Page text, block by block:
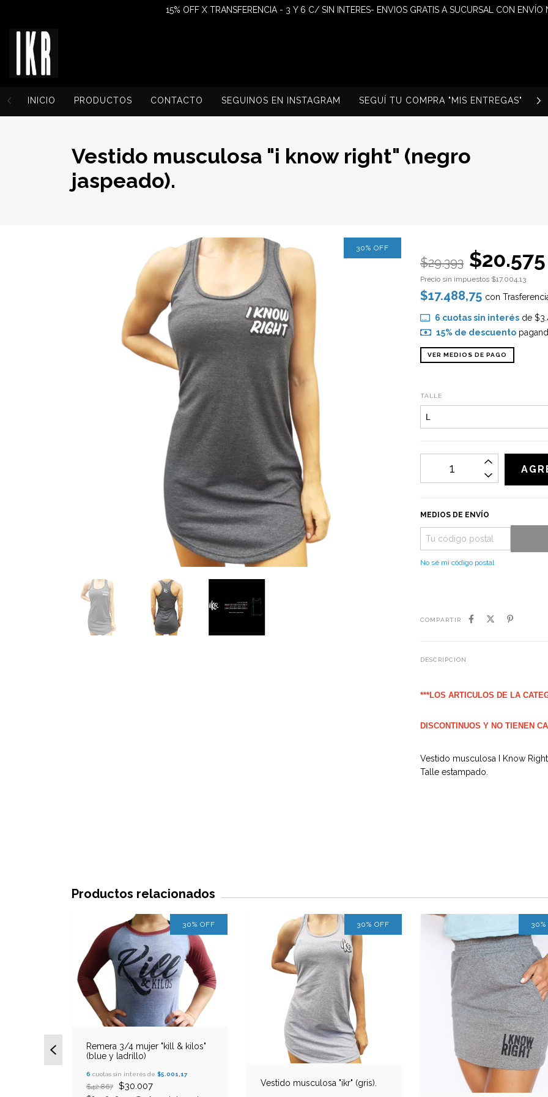
15% OFF X TRANSFERENCIA - 3 Y 6 C/ SIN INTERES- ENVIOS GRATIS A SUCURSAL CON
INICIO PRODUCTOS CONTACTO SEGUINOS EN INSTAGRAM SEGUÍ TU COMPRA "MIS ENTREGAS"
Vestido musculosa "i know right" (negro
jaspeado).
30% OFF
$29.393 $20.575
Precio sin impuestos $17.004,13
$17.488,75 con
6 cuotas sin interésde
15% de descuento
VER MEDIOS DE PAGO
TALLE
MEDIOS DE ENVÍO
No sé mi código postal
COMPARTIR
DESCRIPCIÓN
***LOS ARTICULOS DE LA
DISCONTINUOS Y NO TIENEN
Vestido musculosa I Know
Talle estampado.
Productos relacionados
30% OFF
Remera 3/4 mujer "kill & kilos"
(blue y ladrillo)
6 cuotas sin interés de $5.001,17
$42.867 $30.007
30% OFF
Vestido musculosa "ikr" (gris).
30%